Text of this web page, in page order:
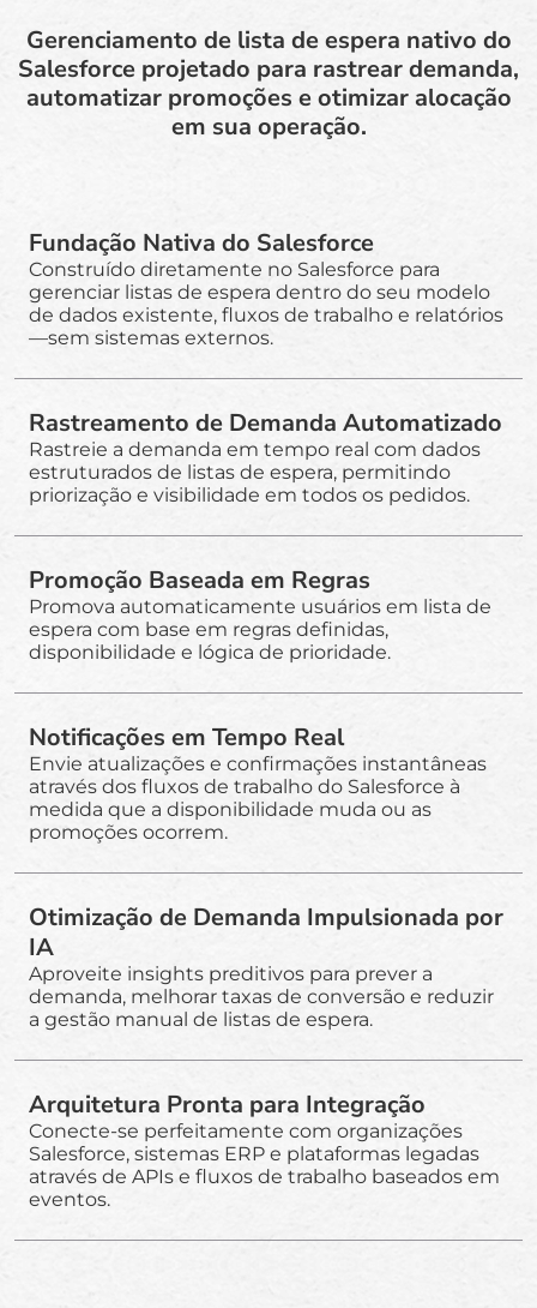
Gerenciamento de lista de espera nativo do
Salesforce projetado para rastrear demanda,
automatizar promoções e otimizar alocação
em sua operação.
Fundação Nativa do Salesforce
Construído diretamente no Salesforce para
gerenciar listas de espera dentro do seu modelo
de dados existente, fluxos de trabalho e relatórios
—sem sistemas externos.
Rastreamento de Demanda Automatizado
Rastreie a demanda em tempo real com dados
estruturados de listas de espera, permitindo
priorização e visibilidade em todos os pedidos.
Promoção Baseada em Regras
Promova automaticamente usuários em lista de
espera com base em regras definidas,
disponibilidade e lógica de prioridade.
Notificações em Tempo Real
Envie atualizações e confirmações instantâneas
através dos fluxos de trabalho do Salesforce à
medida que a disponibilidade muda ou as
promoções ocorrem.
Otimização de Demanda Impulsionada por
IA
Aproveite insights preditivos para prever a
demanda, melhorar taxas de conversão e reduzir
a gestão manual de listas de espera.
Arquitetura Pronta para Integração
Conecte-se perfeitamente com organizações
Salesforce, sistemas ERP e plataformas legadas
através de APIs e fluxos de trabalho baseados em
eventos.